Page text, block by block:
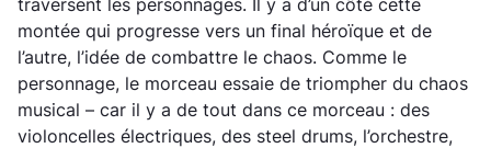
montée qui progresse vers un final héroïque et de
l’autre, l’idée de combattre le chaos. Comme le
personnage, le morceau essaie de triompher du chaos
musical – car il y a de tout dans ce morceau : des
violoncelles électriques, des steel drums, l’orchestre,